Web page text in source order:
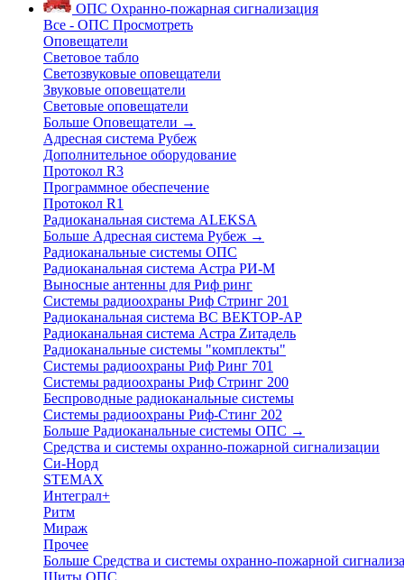
ОПС Охранно-пожарная сигнализация
Все - ОПС Просмотреть
Оповещатели
Световое табло
Светозвуковые оповещатели
Звуковые оповещатели
Световые оповещатели
Больше Оповещатели →
Адресная система Рубеж
Дополнительное оборудование
Протокол R3
Программное обеспечение
Протокол R1
Радиоканальная система ALEKSA
Больше Адресная система Рубеж →
Радиоканальные системы ОПС
Радиоканальная система Астра РИ-М
Выносные антенны для Риф ринг
Системы радиоохраны Риф Стринг 201
Радиоканальная система ВС ВЕКТОР-АР
Радиоканальная система Астра Zитадель
Радиоканальные системы "комплекты"
Системы радиоохраны Риф Ринг 701
Системы радиоохраны Риф Стринг 200
Беспроводные радиоканальные системы
Системы радиоохраны Риф-Стинг 202
Больше Радиоканальные системы ОПС →
Средства и системы охранно-пожарной сигнализации
Си-Норд
STEMAX
Интеграл+
Ритм
Мираж
Прочее
Больше Средства и системы охранно-пожарной
Щиты ОПС